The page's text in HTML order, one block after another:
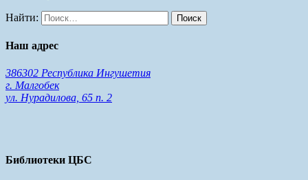
Найти:
Наш адрес
386302 Республика Ингушетия
г. Малгобек
ул. Нурадилова, 65 п. 2
Библиотеки ЦБС